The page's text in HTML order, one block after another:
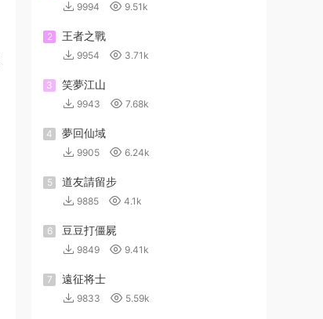
9994 9.51k
2 王者之戰
9954 3.71k
3 笑夢江山
9943 7.68k
4 夢回仙域
9905 6.24k
5 道友請留步
9885 4.1k
6 豆豆打僵屍
9849 9.41k
7 遠征将士
9833 5.59k